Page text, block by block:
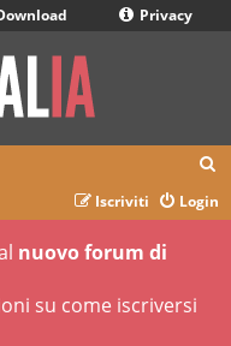
Privacy
r
Login
Iscriviti
nuovo forum di
su come iscriversi